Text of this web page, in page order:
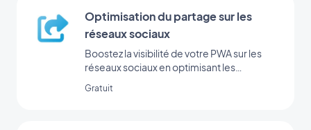
Optimisation du partage sur les
réseaux sociaux
Boostez la visibilité de votre PWA sur les
réseaux sociaux en optimisant les
Gratuit